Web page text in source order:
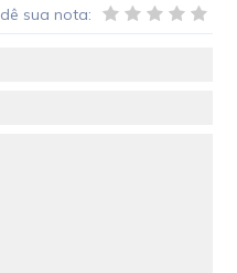
dê sua nota: